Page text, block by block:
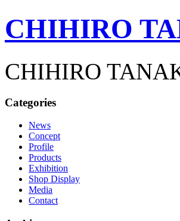
CHIHIRO
CHIHIRO
Categories
News
Concept
Profile
Products
Exhibition
Shop Display
Media
Contact